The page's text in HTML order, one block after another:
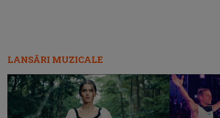
LANSĂRI MUZICALE